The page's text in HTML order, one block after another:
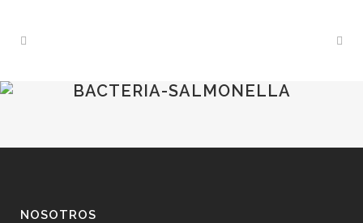
BACTERIA-SALMONELLA
NOSOTROS